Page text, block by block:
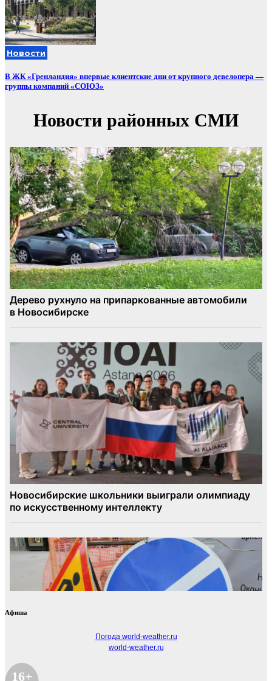
Новости
В ЖК «Гренландия» впервые клиентские дни от крупного девелопера —
группы компаний «СОЮЗ»
Афиша
Погода world-weather.ru
world-weather.ru
16+